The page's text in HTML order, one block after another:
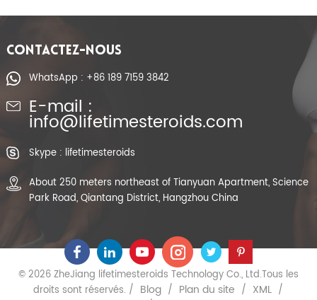
CONTACTEZ-NOUS
WhatsApp : +86 189 7159 3842
E-mail :
info@lifetimesteroids.com
Skype : lifetimesteroids
About 250 meters northeast of Tianyuan Apartment, Science
Park Road, Qiantang District, Hangzhou China
© 2026 ZheJiang lifetimesteroids Technology Co., Ltd.Tous les
droits sont réservés. / Blog / Plan du site / XML /